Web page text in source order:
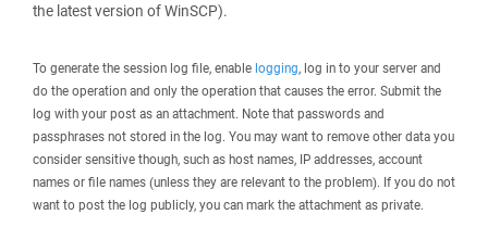
the latest version of WinSCP).
To generate the session log file, enable logging, log in to your server and
do the operation and only the operation that causes the error. Submit the
log with your post as an attachment. Note that passwords and
passphrases not stored in the log. You may want to remove other data you
consider sensitive though, such as host names, IP addresses, account
names or file names (unless they are relevant to the problem). If you do not
want to post the log publicly, you can mark the attachment as private.